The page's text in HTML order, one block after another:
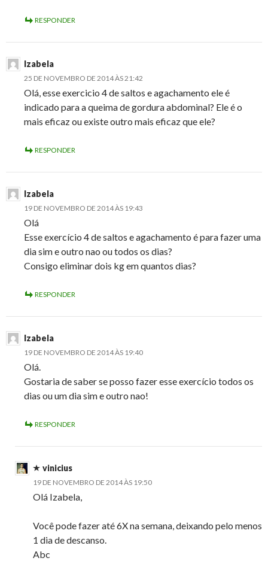
RESPONDER
Izabela
25 DE NOVEMBRO DE 2014 ÀS 21:42
Olá, esse exercicio 4 de saltos e agachamento ele é
indicado para a queima de gordura abdominal? Ele é o
mais eficaz ou existe outro mais eficaz que ele?
RESPONDER
Izabela
19 DE NOVEMBRO DE 2014 ÀS 19:43
Olá
Esse exercício 4 de saltos e agachamento é para fazer uma
dia sim e outro nao ou todos os dias?
Consigo eliminar dois kg em quantos dias?
RESPONDER
Izabela
19 DE NOVEMBRO DE 2014 ÀS 19:40
Olá.
Gostaria de saber se posso fazer esse exercício todos os
dias ou um dia sim e outro nao!
RESPONDER
vinicius
19 DE NOVEMBRO DE 2014 ÀS 19:50
Olá Izabela,
Você pode fazer até 6X na semana, deixando pelo menos
1 dia de descanso.
Abc